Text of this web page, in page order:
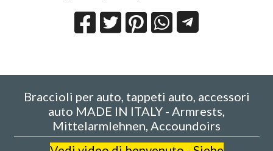
Braccioli per auto, tappeti auto, accessori
auto MADE IN ITALY - Armrests,
Mittelarmlehnen, Accoundoirs